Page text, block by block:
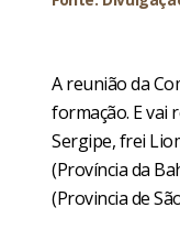
A reunião da
formação. E vai
Sergipe, frei
(Província da
(Provincia de